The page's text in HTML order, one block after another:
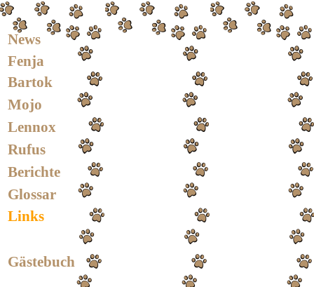
News
Fenja
Bartok
Mojo
Lennox
Rufus
Berichte
Glossar
Links
Gästebuch